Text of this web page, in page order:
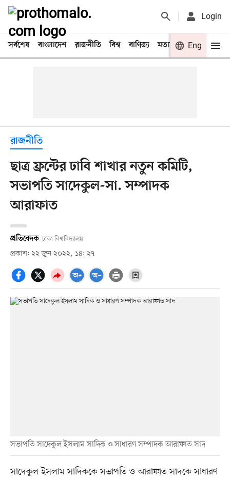
Login
সর্বশেষ বাংলাদেশ রাজনীতি বিশ্ব বাণিজ্য মতামত খেলা
Eng
রাজনীতি
ছাত্র ফ্রন্টের ঢাবি শাখার নতুন কমিটি,
সভাপতি সাদেকুল-সা. সম্পাদক
আরাফাত
প্রতিবেদক ঢাকা বিশ্ববিদ্যালয়
প্রকাশ: ২২ জুন ২০২২, ১৪: ২৭
সভাপতি সাদেকুল ইসলাম সাদিক ও সাধারণ সম্পাদক আরাফাত সাদ
সাদেকুল ইসলাম সাদিককে সভাপতি ও আরাফাত সাদকে সাধারণ